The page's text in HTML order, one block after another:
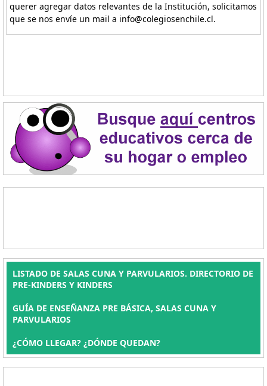
querer agregar datos relevantes de la Institución, solicitamos
que se nos envíe un mail a info@colegiosenchile.cl.
LISTADO DE SALAS CUNA Y PARVULARIOS. DIRECTORIO DE
PRE-KINDERS Y KINDERS
GUÍA DE ENSEÑANZA PRE BÁSICA, SALAS CUNA Y
PARVULARIOS
¿CÓMO LLEGAR? ¿DÓNDE QUEDAN?